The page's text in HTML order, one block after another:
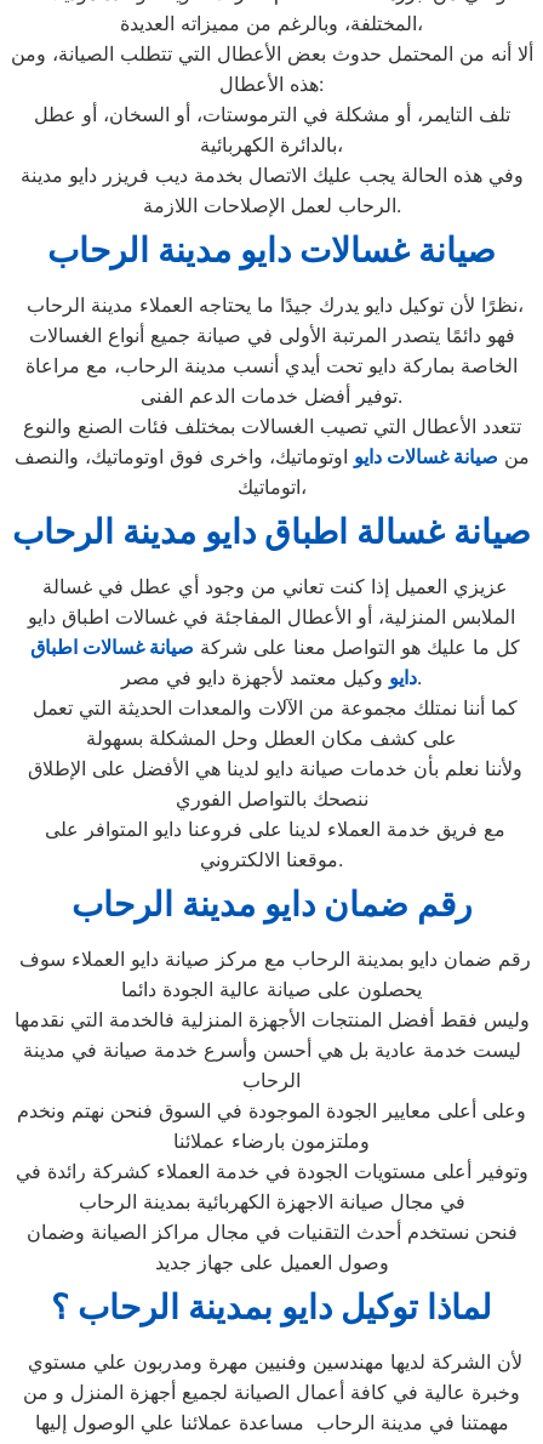
المختلفة، وبالرغم من مميزاته العديدة،
ألا أنه من المحتمل حدوث بعض الأعطال التي تتطلب الصيانة، ومن
هذه الأعطال:
تلف التايمر، أو مشكلة في الترموستات، أو السخان، أو عطل
بالدائرة الكهربائية،
وفي هذه الحالة يجب عليك الاتصال بخدمة ديب فريزر دايو مدينة
الرحاب لعمل الإصلاحات اللازمة.
صيانة غسالات دايو مدينة الرحاب
نظرًا لأن توكيل دايو يدرك جيدًا ما يحتاجه العملاء مدينة الرحاب،
فهو دائمًا يتصدر المرتبة الأولى في صيانة جميع أنواع الغسالات
الخاصة بماركة دايو تحت أيدي أنسب مدينة الرحاب، مع مراعاة
توفير أفضل خدمات الدعم الفنى.
تتعدد الأعطال التي تصيب الغسالات بمختلف فئات الصنع والنوع
من صيانة غسالات دايو اوتوماتيك، واخرى فوق اوتوماتيك، والنصف
اتوماتيك،
صيانة غسالة اطباق دايو مدينة الرحاب
الملابس المنزلية، أو الأعطال المفاجئة في غسالات اطباق دايو
كل ما عليك هو التواصل معنا على شركة صيانة غسالات اطباق
دايووكيل معتمد لأجهزة دايو في مصر.
على كشف مكان العطل وحل المشكلة بسهولة
ننصحك بالتواصل الفوري
موقعنا الالكتروني.
رقم ضمان دايو مدينة الرحاب
يحصلون على صيانة عالية الجودة دائما
وليس فقط أفضل المنتجات الأجهزة المنزلية فالخدمة التي نقدمها
ليست خدمة عادية بل هي أحسن وأسرع خدمة صيانة في مدينة
الرحاب
وعلى أعلى معايير الجودة الموجودة في السوق فنحن نهتم ونخدم
وملتزمون بارضاء عملائنا
وتوفير أعلى مستويات الجودة في خدمة العملاء كشركة رائدة في
في مجال صيانة الاجهزة الكهربائية بمدينة الرحاب
فنحن نستخدم أحدث التقنيات في مجال مراكز الصيانة وضمان
وصول العميل على جهاز جديد
لماذا توكيل دايو بمدينة الرحاب ؟
وخبرة عالية في كافة أعمال الصيانة لجميع أجهزة المنزل و من
مهمتنا في مدينة الرحاب مساعدة عملائنا علي الوصول إليها